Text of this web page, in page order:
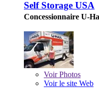
Self Storage USA
Concessionnaire U-
VoirPhotos
Voir le site Web